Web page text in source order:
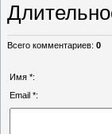
Всего комментариев: 0
Имя *:
Email *: